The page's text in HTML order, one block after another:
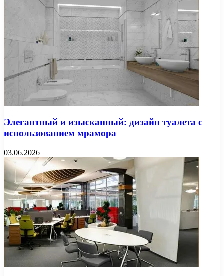
Элегантный и изысканный: дизайн туалета с
использованием мрамора
03.06.2026